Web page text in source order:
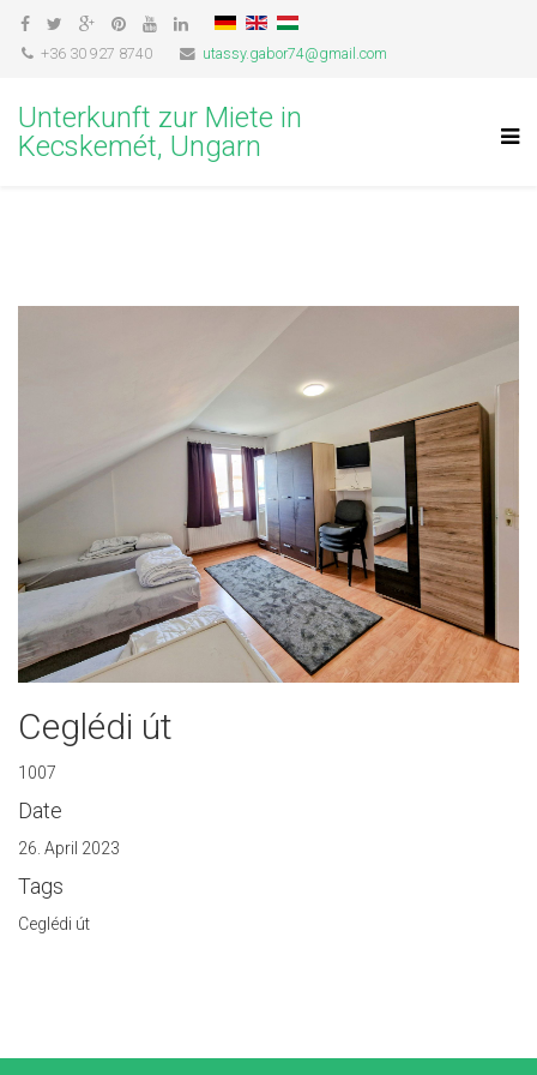
+36 30 927 8740 utassy.gabor74@gmail.com
Unterkunft zur Miete in
Kecskemét, Ungarn
Ceglédi út
1007
Date
26. April 2023
Tags
Ceglédi út